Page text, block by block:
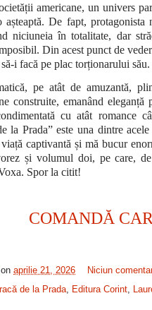
americane, un univers
De fapt, protagonista
niciuneia în totalitate, dar
Din acest punct de
i facă pe plac torționarului său.
pe atât de amuzantă,
construite, emanând eleganță
cu atât romance
la Prada” este una dintre
captivantă și mă bucur
și volumul doi, pe care,
Spor la citit!
COMANDĂ
on aprilie 21, 2026
Niciun
de la Prada, Editura Corint,